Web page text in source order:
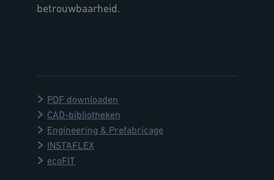
betrouwbaarheid.
PDF downloaden
CAD-bibliotheken
Engineering & Prefabricage
INSTAFLEX
ecoFIT